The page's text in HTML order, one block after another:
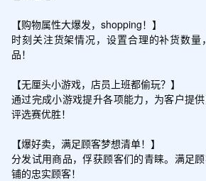
【购物属性大爆发，shopping！】
时刻关注货架情况，设置合理的补货数
品！
【无厘头小游戏，店员上班都偷玩？】
通过完成小游戏提升各项能力，为客户提
评选赛优胜！
【爆好卖，满足顾客梦想清单！】
分发试用商品，俘获顾客们的青睐。满足
铺的忠实顾客！